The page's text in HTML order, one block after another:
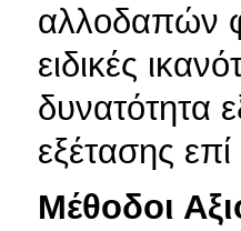
αλλοδαπών
ειδικές
δυνατότητα
εξέτασης
Μέθοδοι